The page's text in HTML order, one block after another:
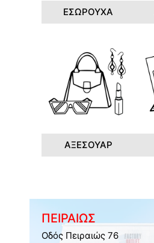
ΕΣΩΡΟΥΧΑ
ΑΞΕΣΟΥΑΡ
ΠΕΙΡΑΙΩΣ
Οδός Πειραιώς 76